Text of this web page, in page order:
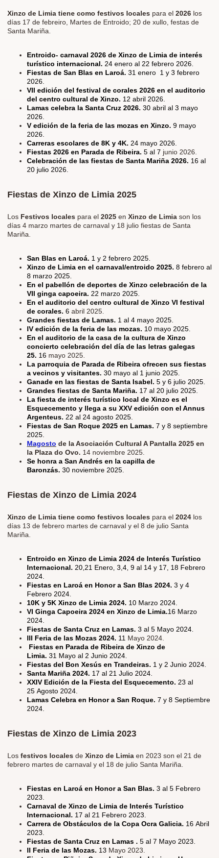
Xinzo de Limia tiene como festivos locales para el 2026 los
días 17 de febreiro, Martes de Entroido; 20 de xullo, festas de
Santa Mariña.
Entroido- carnaval 2026 de Xinzo de Limia de interés
turístico internacional. 24 enero al 22 febrero 2026.
Fiestas de San Blas en Laroá. 31 enero 1 y 3 febrero
2026.
VII edición del festival de corales 2026 en el auditorio
del centro cultural de Xinzo. 12 abril 2026.
Lamas celebra la Santa Cruz 2026. 30 abril al 3 mayo
2026.
V edición de la feria de las mozas en Xinzo. 9 mayo
2026.
Carreras escolares de 8K y 4K. 24 mayo 2026.
Fiestas 2026 en Parada de Ribeira. 5 al 7 junio 2026.
Celebración de las fiestas de Santa Mariña 2026. 16 al
20 julio 2026.
Fiestas de Xinzo de Limia 2025
Los Festivos locales para el 2025 en Xinzo de Limia son los
días 4 marzo martes de carnaval y 18 julio fiestas de Santa
Mariña.
San Blas en Laroá. 1 y 2 febrero 2025.
Xinzo de Limia en el carnaval/entroido 2025. 8 febrero al
8 marzo 2025.
En el pabellón de deportes de Xinzo celebración de la
VII ginga capoeira. 22 marzo 2025.
En el auditorio del centro cultural de Xinzo VI festival
de corales. 6 abril 2025.
Grandes fiestas de Lamas. 1 al 4 mayo 2025.
IV edición de la feria de las mozas. 10 mayo 2025.
En el auditorio de la casa de la cultura de Xinzo
concierto celebración del día de las letras galegas
25. 16 mayo 2025.
La parroquia de Parada de Ribeira ofrecen sus fiestas
a vecinos y visitantes. 30 mayo al 1 junio 2025.
Ganade en las fiestas de Santa Isabel. 5 y 6 julio 2025.
Grandes fiestas de Santa Mariña. 17 al 20 julio 2025.
La fiesta de interés turístico local de Xinzo es el
Esquecemento y llega a su XXV edición con el Annus
Argenteus. 22 al 24 agosto 2025.
Fiestas de San Roque 2025 en Lamas. 7 y 8 septiembre
2025.
Magosto de la Asociación Cultural A Pantalla 2025 en
la Plaza do Ovo. 14 noviembre 2025.
Se honra a San Andrés en la capilla de
Baronzás. 30 noviembre 2025.
Fiestas de Xinzo de Limia 2024
Xinzo de Limia tiene como festivos locales para el 2024 los
días 13 de febrero martes de carnaval y el 8 de julio Santa
Mariña.
Entroido en Xinzo de Limia 2024 de Interés Turístico
Internacional. 20,21 Enero, 3,4, 9 al 14 y 17, 18 Febrero
2024.
Fiestas en Laroá en Honor a San Blas 2024. 3 y 4
Febrero 2024.
10K y 5K Xinzo de Limia 2024. 10 Marzo 2024.
VI Ginga Capoeira 2024 en Xinzo de Limia.16 Marzo
2024.
Fiestas de Santa Cruz en Lamas. 3 al 5 Mayo 2024.
III Feria de las Mozas 2024. 11 Mayo 2024.
Fiestas en Parada de Ribeira de Xinzo de
Limia. 31 Mayo al 2 Junio 2024.
Fiestas del Bon Xesús en Trandeiras. 1 y 2 Junio 2024.
Santa Mariña 2024. 17 al 21 Julio 2024.
XXIV Edición de la Fiesta del Esquecemento. 23 al
25 Agosto 2024.
Lamas Celebra en Honor a San Roque. 7 y 8 Septiembre
2024.
Fiestas de Xinzo de Limia 2023
Los festivos locales de Xinzo de Limia en 2023 son el 21 de
febrero martes de carnaval y el 18 de julio Santa Mariña.
Fiestas en Laroá en Honor a San Blas. 3 al 5 Febrero
2023.
Carnaval de Xinzo de Limia de Interés Turístico
Internacional. 17 al 21 Febrero 2023.
Carrera de Obstáculos de la Copa Ocra Galicia. 16 Abril
2023.
Fiestas de Santa Cruz en Lamas . 5 al 7 Mayo 2023.
II Feria de las Mozas. 13 Mayo 2023.